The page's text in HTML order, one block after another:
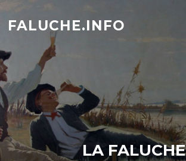
Aller
contenu
FALUCHE.INFO
LA FALUCHE